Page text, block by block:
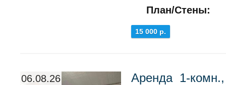
План/Стены:
15 000 р.
06.08.26 Аренда 1-комн.,